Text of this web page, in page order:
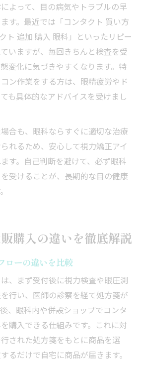
よって、目の病気やトラブルの早
す。最近では「コンタクト 買い方
ト 追加 購入 眼科」といったリピー
いますが、毎回きちんと検査を受
変化に気づきやすくなります。特
ン作業をする方は、眼精疲労やド
も具体的なアドバイスを受けまし
合も、眼科ならすぐに適切な治療
れるため、安心して視力矯正アイ
す。自己判断を避けて、必ず眼科
受けることが、長期的な目の健康
購入の違いを徹底解説
ローの違いを比較
、まず受付後に視力検査や眼圧測
行い、医師の診察を経て処方箋が
、眼科内や併設ショップでコンタ
購入できる仕組みです。これに対
された処方箋をもとに商品を選
るだけで自宅に商品が届きます。